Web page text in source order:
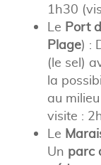
1h30
Le Port
Plage) :
(le sel)
la
au
visite :
Le
Un parc